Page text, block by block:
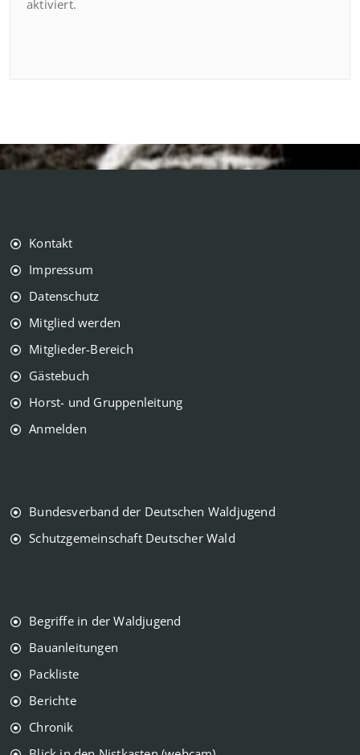
aktiviert.
Kontakt
Impressum
Datenschutz
Mitglied werden
Mitglieder-Bereich
Gästebuch
Horst- und Gruppenleitung
Anmelden
Bundesverband der Deutschen Waldjugend
Schutzgemeinschaft Deutscher Wald
Begriffe in der Waldjugend
Bauanleitungen
Packliste
Berichte
Chronik